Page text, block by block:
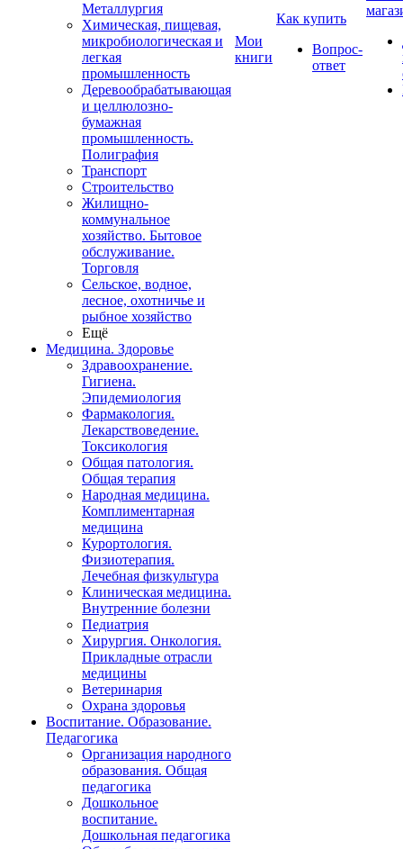
Металлургия
Химическая, пищевая,
микробиологическая и
легкая
промышленность
Деревообрабатывающая
и целлюлозно-
бумажная
промышленность.
Полиграфия
Транспорт
Строительство
Жилищно-
коммунальное
хозяйство. Бытовое
обслуживание.
Торговля
Сельское, водное,
лесное, охотничье и
рыбное хозяйство
Ещё
Медицина. Здоровье
Здравоохранение.
Гигиена.
Эпидемиология
Фармакология.
Лекарствоведение.
Токсикология
Общая патология.
Общая терапия
Народная медицина.
Комплиментарная
медицина
Курортология.
Физиотерапия.
Лечебная физкультура
Клиническая медицина.
Внутренние болезни
Педиатрия
Хирургия. Онкология.
Прикладные отрасли
медицины
Ветеринария
Охрана здоровья
Воспитание. Образование.
Педагогика
Организация народного
образования. Общая
педагогика
Дошкольное
воспитание.
Дошкольная педагогика
Мои
книги
Как купить
Вопрос-
ответ